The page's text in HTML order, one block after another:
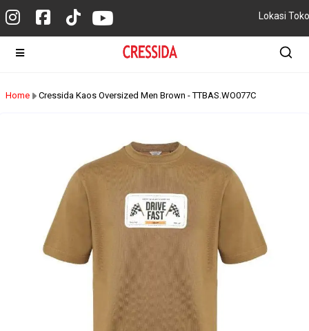
Lokasi Toko
Home Cressida Kaos Oversized Men Brown - TTBAS.WO077C